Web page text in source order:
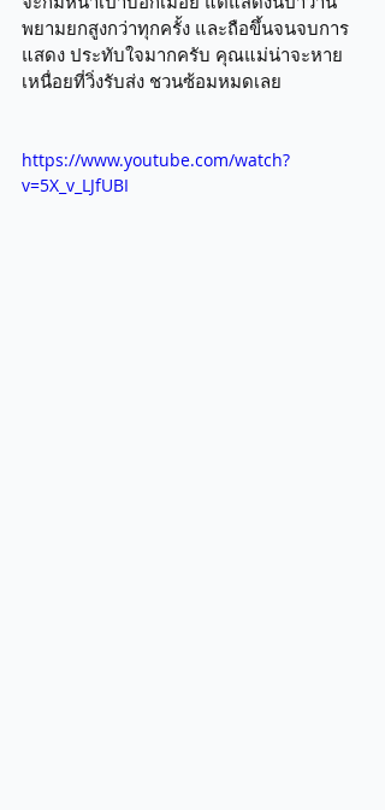
พยามยกสูงกว่าทุกครั้ง และถือขึ้นจนจบการ
แสดง ประทับใจมากครับ คุณแม่น่าจะหาย
เหนื่อยที่วิ่งรับส่ง ชวนซ้อมหมดเลย
https://www.youtube.com/watch?
v=5X_v_LJfUBI